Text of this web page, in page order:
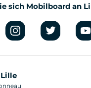
sich Mobilboard an